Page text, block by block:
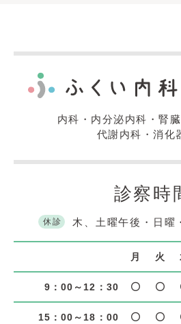
内科・内分泌内科・腎
代謝内科・消化
診察時
休診 木、土曜午後・日曜
月 火
9：00～12：30
15：00～18：00